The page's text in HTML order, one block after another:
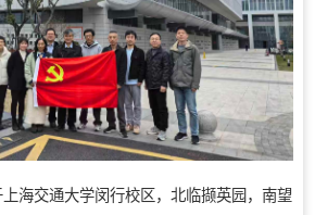
海交通大学闵行校区，北临撷英园，南望